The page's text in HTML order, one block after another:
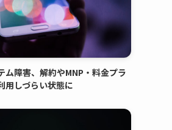
ム障害、解約やMNP・料金プラ
用しづらい状態に